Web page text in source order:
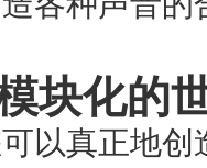
块化的
以真正地创